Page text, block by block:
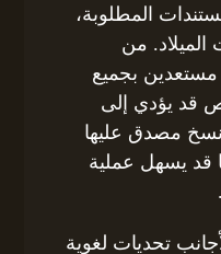
المطلوبة،
الميلاد. من
بجميع
قد يؤدي إلى
نسخ مصدق عليها
قد يسهل عملية
تحديات لغوية